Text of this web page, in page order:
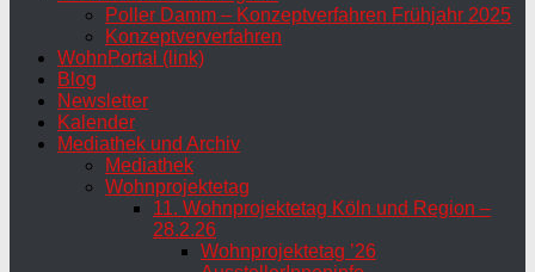
Poller Damm – Konzeptverfahren Frühjahr 2025
Konzeptververfahren
WohnPortal (link)
Blog
Newsletter
Kalender
Mediathek und Archiv
Mediathek
Wohnprojektetag
11. Wohnprojektetag Köln und Region –
28.2.26
Wohnprojektetag ’26